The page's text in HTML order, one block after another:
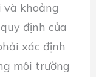
và khoảng
định của
xác định
môi trường